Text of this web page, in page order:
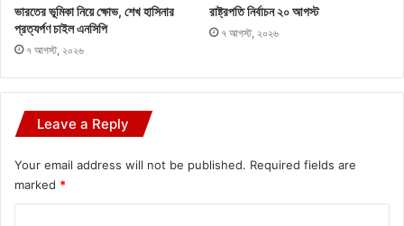
ভারতের ভূমিকা নিয়ে ক্ষোভ, শেখ হাসিনার
প্রত্যর্পণ চাইল এনসিপি
৭ আগস্ট, ২০২৬
রাষ্ট্রপতি নির্বাচন ২০ আগস্ট
৭ আগস্ট, ২০২৬
Leave a Reply
Your email address will not be published. Required fields are
marked *